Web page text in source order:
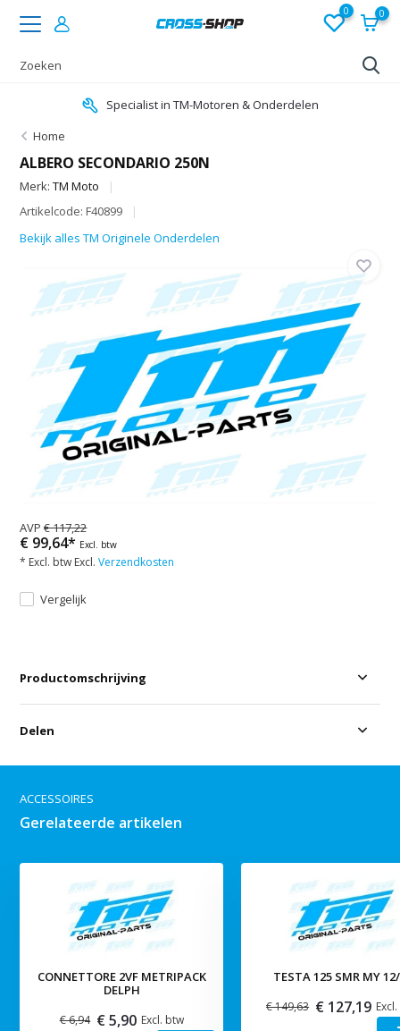
0 0
Specialist in TM-Motoren & Onderdelen
Home
ALBERO SECONDARIO 250N
Merk:TM Moto
Artikelcode: F40899
Bekijk alles TM Originele Onderdelen
AVP€ 117,22
€ 99,64* Excl. btw
* Excl. btw Excl.Verzendkosten
Vergelijk
Productomschrijving
Delen
ACCESSOIRES
Gerelateerde artikelen
CONNETTORE 2VF METRIPACK
DELPH
€ 6,94 € 5,90 Excl. btw
TESTA 125 SMR MY
€ 149,63 € 127,19